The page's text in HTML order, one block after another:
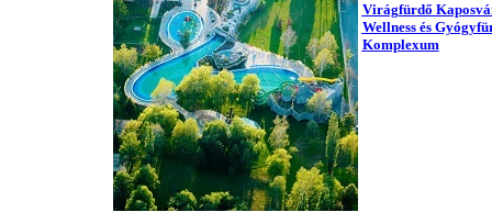
Virágfürdő
Wellness és
Komplexum